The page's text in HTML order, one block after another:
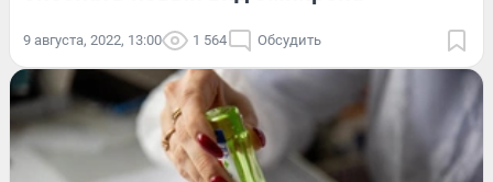
9 августа, 2022, 13:00 1 564 Обсудить